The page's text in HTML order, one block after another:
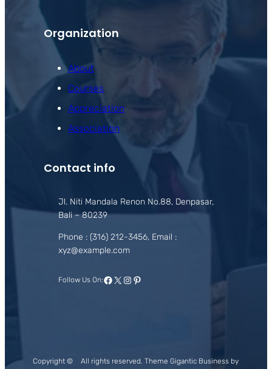
Organization
About
Courses
Appreciation
Association
Contact info
Jl. Niti Mandala Renon No.88, Denpasar,
Bali – 80239
Phone : (316) 212-3456, Email :
xyz@example.com
Follow Us On:Facebook
X Instagram
Pinterest
Copyright ©
All rights reserved. Theme Gigantic Business by